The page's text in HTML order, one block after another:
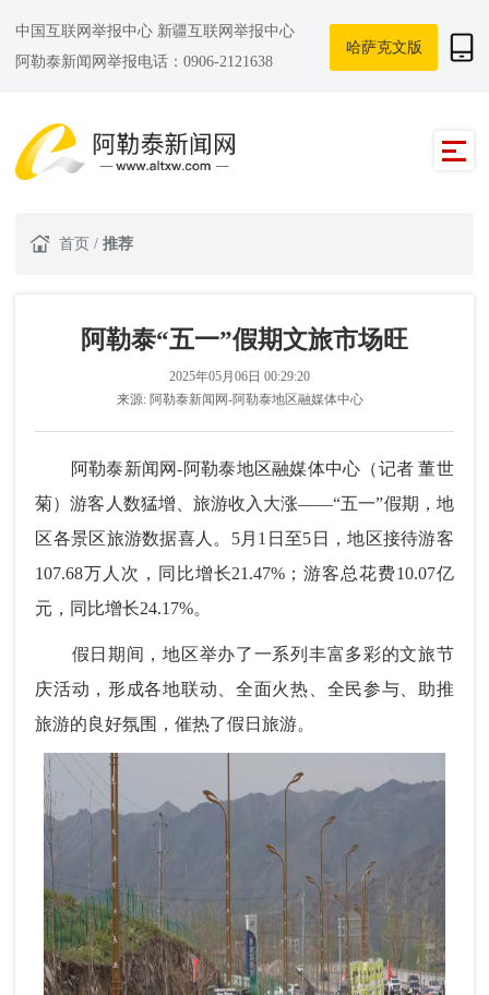
中国互联网举报中心 新疆互联网举报中心
阿勒泰新闻网举报电话：0906-2121638
哈萨克文版
首页 / 推荐
阿勒泰“五一”假期文旅市场旺
2025年05月06日 00:29:20
来源: 阿勒泰新闻网-阿勒泰地区融媒体中心
阿勒泰新闻网-阿勒泰地区融媒体中心（记者 董世
菊）游客人数猛增、旅游收入大涨——“五一”假期，地
区各景区旅游数据喜人。5月1日至5日，地区接待游客
107.68万人次，同比增长21.47%；游客总花费10.07亿
元，同比增长24.17%。
假日期间，地区举办了一系列丰富多彩的文旅节
庆活动，形成各地联动、全面火热、全民参与、助推
旅游的良好氛围，催热了假日旅游。